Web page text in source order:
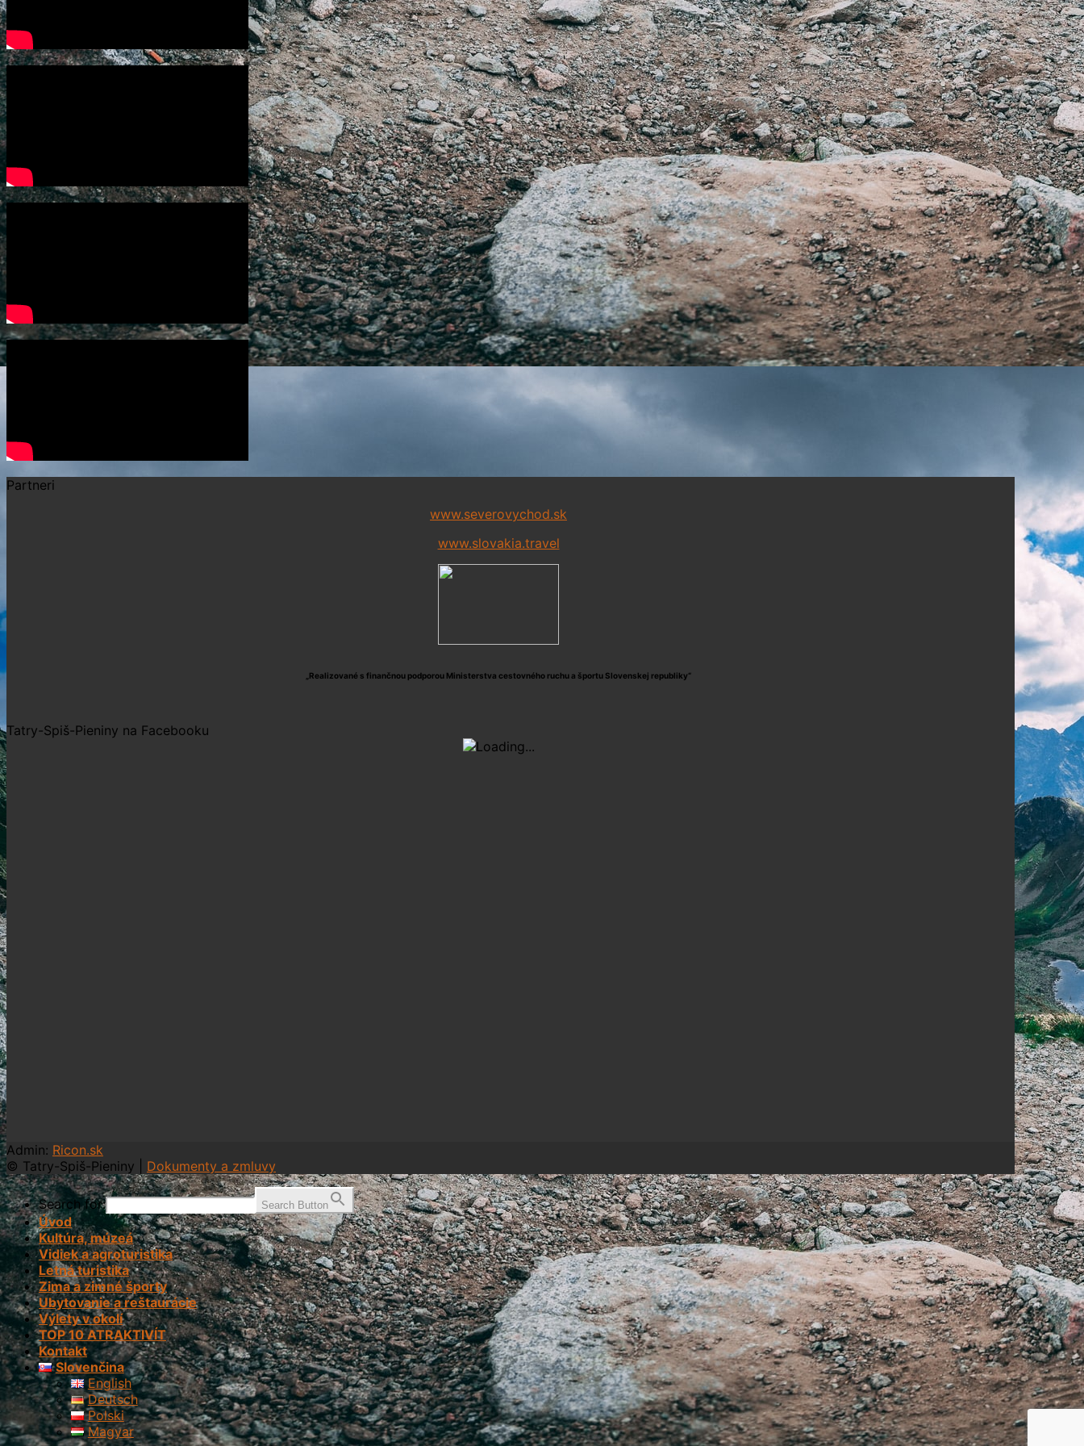
Partneri
www.severovychod.sk
www.slovakia.travel
„Realizované s finančnou podporou Ministerstva cestovného ruchu a športu Slovenskej republiky“
Tatry-Spiš-Pieniny na Facebooku
Admin: Ricon.sk
© Tatry-Spiš-Pieniny | Dokumenty a zmluvy
Search for: Search Button
Úvod
Kultúra, múzeá
Vidiek a agroturistika
Letná turistika
Zima a zimné športy
Ubytovanie a reštaurácie
Výlety v okolí
TOP 10 ATRAKTIVÍT
Kontakt
Slovenčina
English
Deutsch
Polski
Magyar